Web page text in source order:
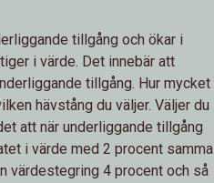
tillgång och ökar i
i värde. Det innebär att
tillgång. Hur mycket
hävstång du väljer. Väljer du
att när underliggande tillgång
i värde med 2 procent samma
värdestegring 4 procent och så